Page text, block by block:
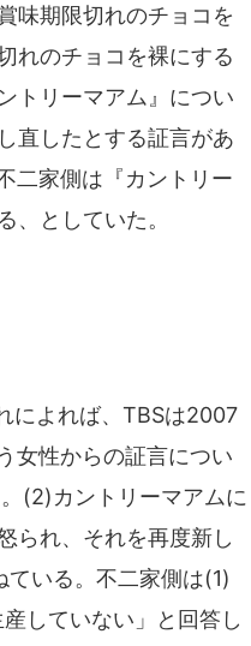
味期限切れのチョコを
れのチョコを裸にする
トリーマアム』につい
直したとする証言があ
二家側は『カントリー
、としていた。
によれば、TBSは2007
女性からの証言につい
(2)カントリーマアムに
られ、それを再度新し
いる。不二家側は(1)
していない」と回答し